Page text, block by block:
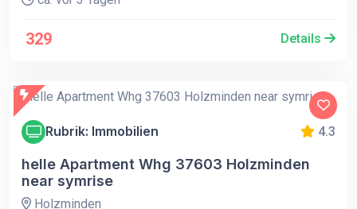
329 Details
Rubrik: Immobilien 4.3
helle Apartment Whg 37603 Holzminden
near symrise
Holzminden